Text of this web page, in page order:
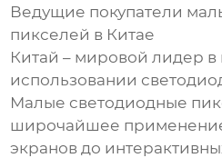
Ведущие покупатели
пикселей в Китае
Китай – мировой лидер в
использовании
Малые светодиодные
широчайшее
экранов до